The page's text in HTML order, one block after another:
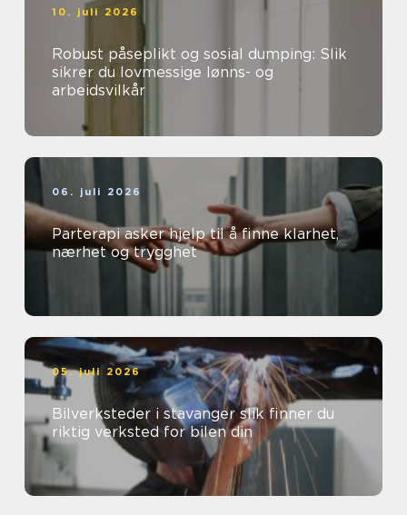
10. juli 2026
Robust påseplikt og sosial dumping: Slik
sikrer du lovmessige lønns- og
arbeidsvilkår
06. juli 2026
Parterapi asker hjelp til å finne klarhet,
nærhet og trygghet
05. juli 2026
Bilverksteder i stavanger slik finner du
riktig verksted for bilen din